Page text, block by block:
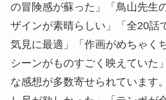
の冒険感が蘇った」「鳥山先生
ザインが素晴らしい」「全20話
気見に最適」「作画がめちゃく
シーンがものすごく映えていた
な感想が多数寄せられています